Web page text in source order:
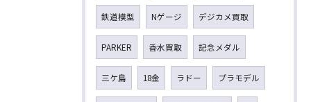
鉄道模型 Nゲージ デジカメ買取
PARKER 香水買取 記念メダル
三ケ島 18金 ラドー プラモデル